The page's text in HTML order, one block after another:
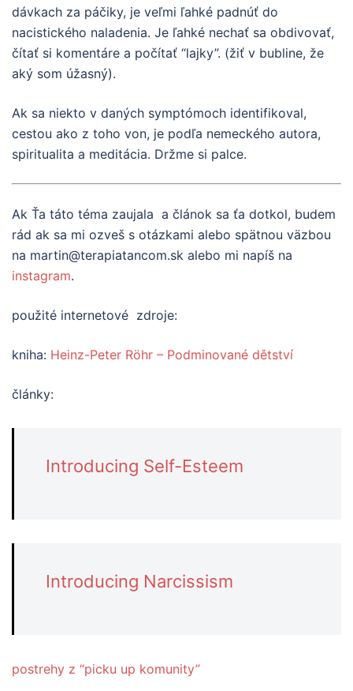
dávkach za páčiky, je veľmi ľahké padnúť do
nacistického naladenia. Je ľahké nechať sa obdivovať,
čítať si komentáre a počítať “lajky”. (žiť v bubline, že
aký som úžasný).
Ak sa niekto v daných symptómoch identifikoval,
cestou ako z toho von, je podľa nemeckého autora,
spiritualita a meditácia. Držme si palce.
Ak Ťa táto téma zaujala a článok sa ťa dotkol, budem
rád ak sa mi ozveš s otázkami alebo spätnou väzbou
na martin@terapiatancom.sk alebo mi napíš na
instagram.
použité internetové zdroje:
kniha: Heinz-Peter Röhr – Podminované dětství
články:
Introducing Self-Esteem
Introducing Narcissism
postrehy z “picku up komunity”